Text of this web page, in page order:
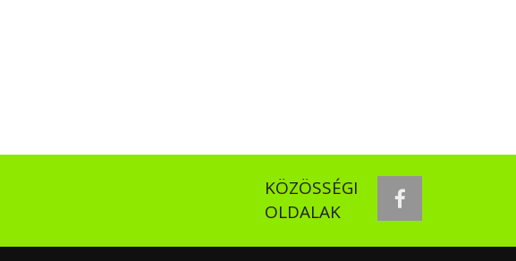
KÖZÖSSÉGI
OLDALAK
facebook